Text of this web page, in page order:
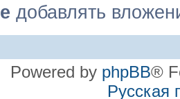
добавлять
Powered by phpBB®
Русская